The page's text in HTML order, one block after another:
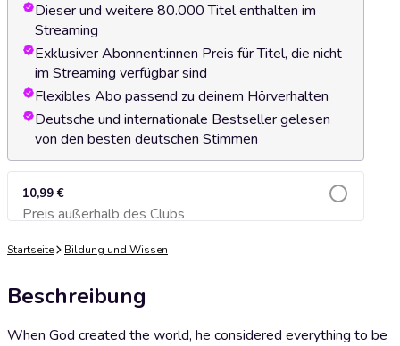
Dieser und weitere 80.000 Titel enthalten im
Streaming
Exklusiver Abonnent:innen Preis für Titel, die nicht
im Streaming verfügbar sind
Flexibles Abo passend zu deinem Hörverhalten
Deutsche und internationale Bestseller gelesen
von den besten deutschen Stimmen
10,99 €
Preis außerhalb des ClubsZum Warenkorb hinzufügen
Startseite Bildung und Wissen
Beschreibung
When God created the world, he considered everything to be